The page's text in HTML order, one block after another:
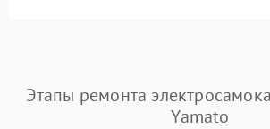
Этапы ремонта
Yamato